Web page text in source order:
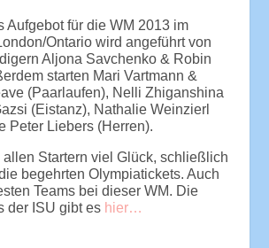
Aufgebot für die WM 2013 im
Ontario wird angeführt von
Aljona Savchenko & Robin
starten Mari Vartmann &
(Paarlaufen), Nelli Zhiganshina
(Eistanz), Nathalie Weinzierl
Peter Liebers (Herren).
Startern viel Glück, schließlich
begehrten Olympiatickets. Auch
Teams bei dieser WM. Die
der ISU gibt es hier…